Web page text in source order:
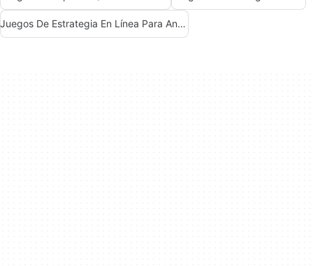
Juegos De Estrategia En Línea Para Android